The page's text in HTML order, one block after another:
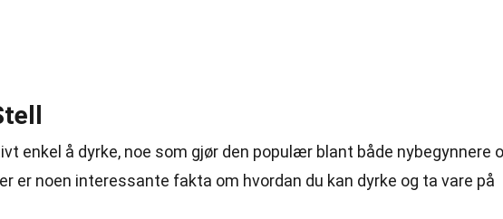
enkel å dyrke, noe som gjør den populær blant både nybegynnere
er noen interessante fakta om hvordan du kan dyrke og ta vare på